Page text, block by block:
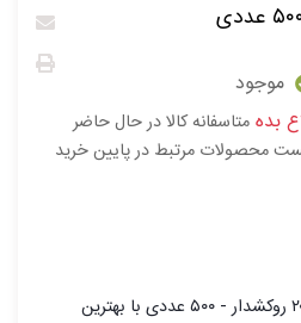
موجود
بده متاسفانه کالا در حال حاضر
محصولات مرتبط در پایین خرید
فروش ديس یکبار مصرف ۲۰۹ روکشدار - ۵۰۰ عددی با بهترین